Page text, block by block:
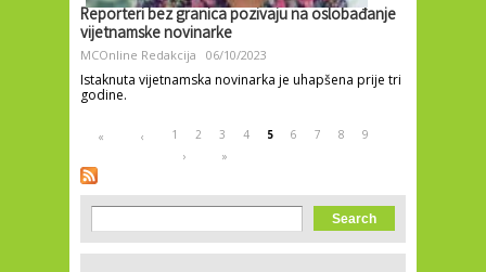
Reporteri bez granica pozivaju na oslobađanje
vijetnamske novinarke
MCOnline Redakcija 06/10/2023
Istaknuta vijetnamska novinarka je uhapšena prije tri
godine.
Pages
« ‹ 1 2 3 4 5 6 7 8
9
›
»
Search form
Search